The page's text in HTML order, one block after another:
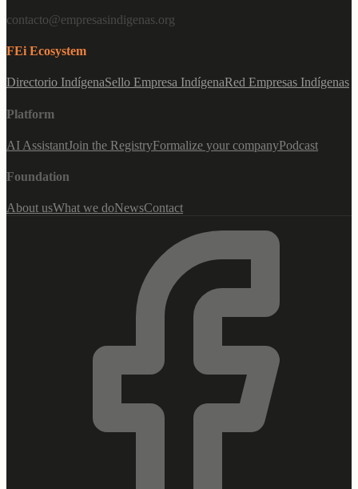
contacto@empresasindigenas.org
FEi Ecosystem
Directorio IndígenaSello Empresa IndígenaRed Empresas Indígenas
Platform
AI AssistantJoin the RegistryFormalize your companyPodcast
Foundation
About usWhat we doNewsContact